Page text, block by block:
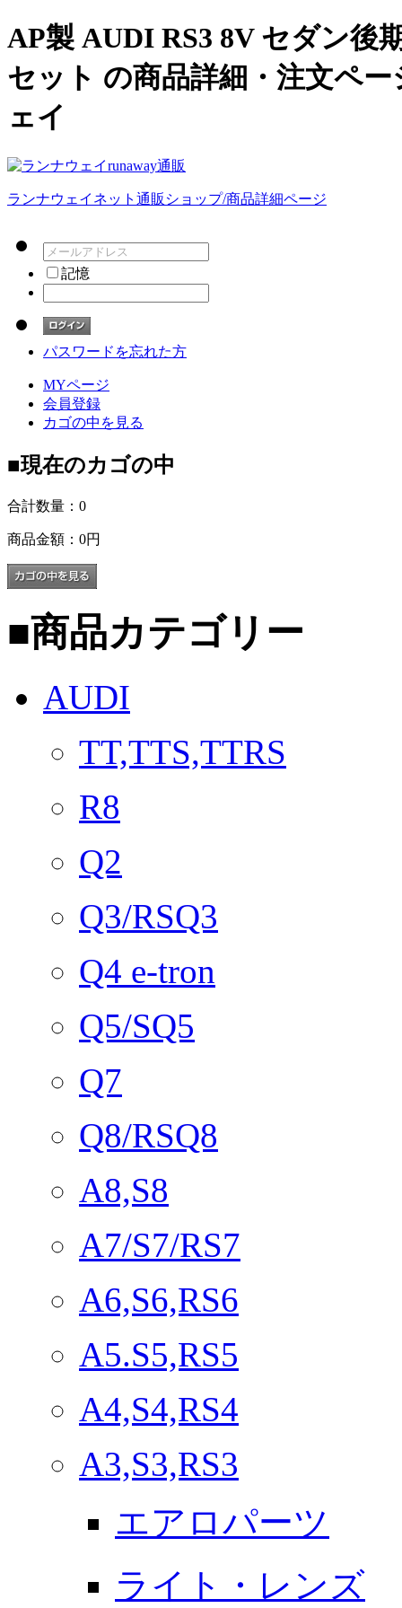
AP製 AUDI RS3 8V セダン後
セット の商品詳細・注文ペ
ェイ
ランナウェイネット通販ショップ/商品詳細ページ
記憶
パスワードを忘れた方
MYページ
会員登録
カゴの中を見る
■現在のカゴの中
合計数量： 0
商品金額： 0円
■商品カテゴリー
AUDI
TT,TTS,TTRS
R8
Q2
Q3/RSQ3
Q4 e-tron
Q5/SQ5
Q7
Q8/RSQ8
A8,S8
A7/S7/RS7
A6,S6,RS6
A5.S5,RS5
A4,S4,RS4
A3,S3,RS3
エアロパーツ
ライト・レンズ